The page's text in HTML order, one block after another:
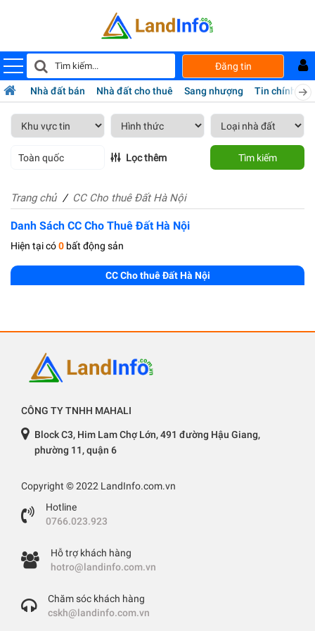
Đăng tin
Nhà đất bán Nhà đất cho thuê Sang nhượng Tin chính chủ
Toàn quốc Lọc thêm Tìm kiếm
Trang chủ CC Cho thuê Đất Hà Nội
Danh Sách CC Cho Thuê Đất Hà Nội
Hiện tại có0 bất động sản
CC Cho thuê Đất Hà Nội
CÔNG TY TNHH MAHALI
Block C3, Him Lam Chợ Lớn, 491 đường Hậu Giang,
phường 11, quận 6
Copyright © 2022 LandInfo.com.vn
Hotline
0766.023.923
Hỗ trợ khách hàng
hotro@landinfo.com.vn
Chăm sóc khách hàng
cskh@landinfo.com.vn